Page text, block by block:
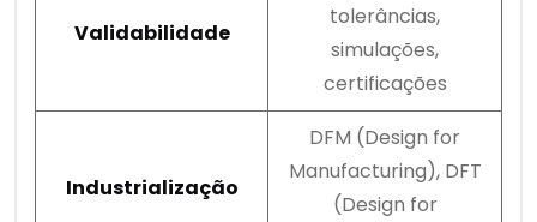
Validabilidade
tolerâncias,
simulações,
certificações
Industrialização
DFM (Design for
Manufacturing), DFT
(Design for